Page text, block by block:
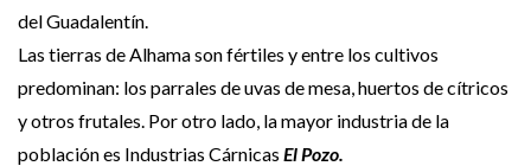
del Guadalentín.
Las tierras de Alhama son fértiles y entre los cultivos
predominan: los parrales de uvas de mesa, huertos de cítricos
y otros frutales. Por otro lado, la mayor industria de la
población es Industrias Cárnicas El Pozo.